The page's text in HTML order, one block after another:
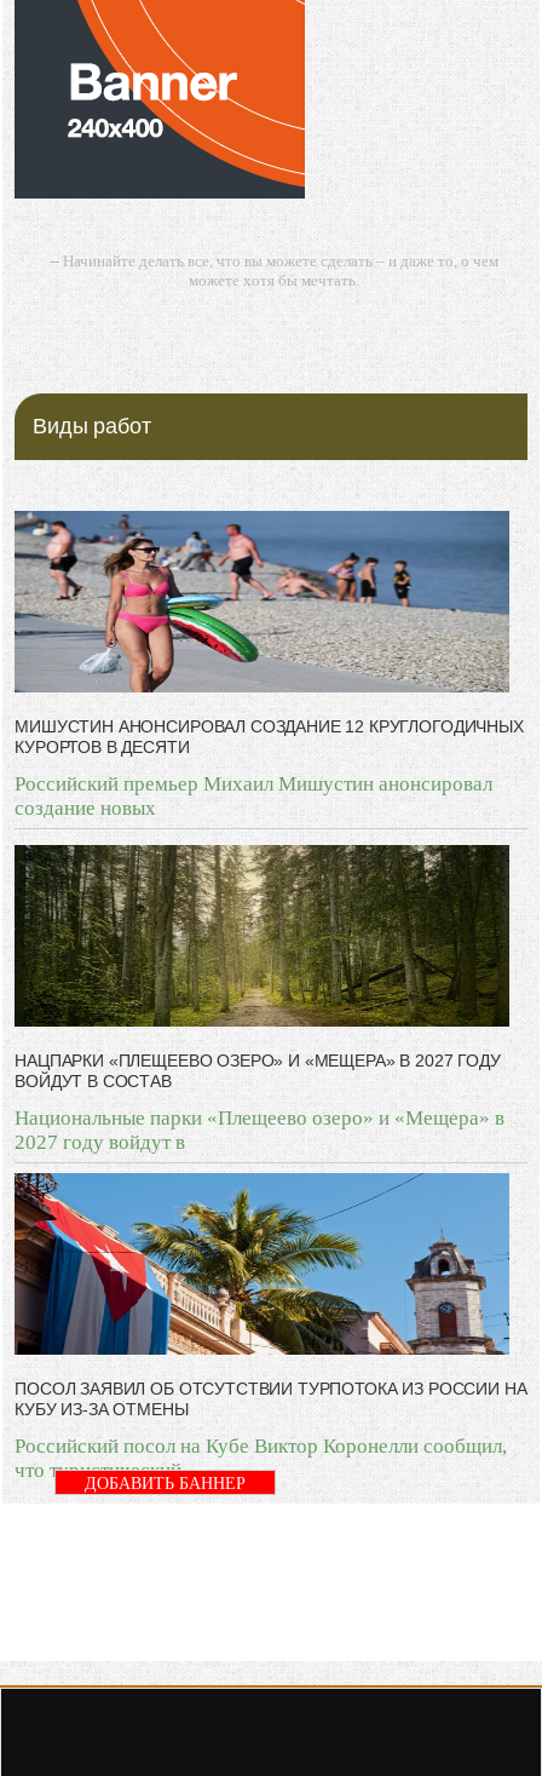
-- Начинайте делать все, что вы можете сделать – и даже то, о чем
можете хотя бы мечтать.
-- Все дело в мыслях. Мысль — начало всего. И мыслями можно
управлять. И поэтому главное дело совершенствования: работать над
мыслями.
-- Идите уверенно по направлению к мечте. Живите той жизнью,
глупость. Из всех страхов самый пугающий — самолюбование.
-- Лучшее, что можно сделать с хорошим советом, это пропустить его
мимо ушей. Он никогда не бывает полезен никому, кроме того, кто его
-- Люблю давать советы и очень не люблю, когда их дают мне.
Виды работ
МИШУСТИН АНОНСИРОВАЛ СОЗДАНИЕ 12 КРУГЛОГОДИЧНЫХ
КУРОРТОВ В ДЕСЯТИ
Российский премьер Михаил Мишустин анонсировал
создание новых
НАЦПАРКИ «ПЛЕЩЕЕВО ОЗЕРО» И «МЕЩЕРА» В 2027 ГОДУ
ВОЙДУТ В СОСТАВ
Национальные парки «Плещеево озеро» и «Мещера» в
2027 году войдут в
ПОСОЛ ЗАЯВИЛ ОБ ОТСУТСТВИИ ТУРПОТОКА ИЗ РОССИИ НА
КУБУ ИЗ-ЗА ОТМЕНЫ
Российский посол на Кубе Виктор Коронелли сообщил,
что туристический
ДОБАВИТЬ БАННЕР